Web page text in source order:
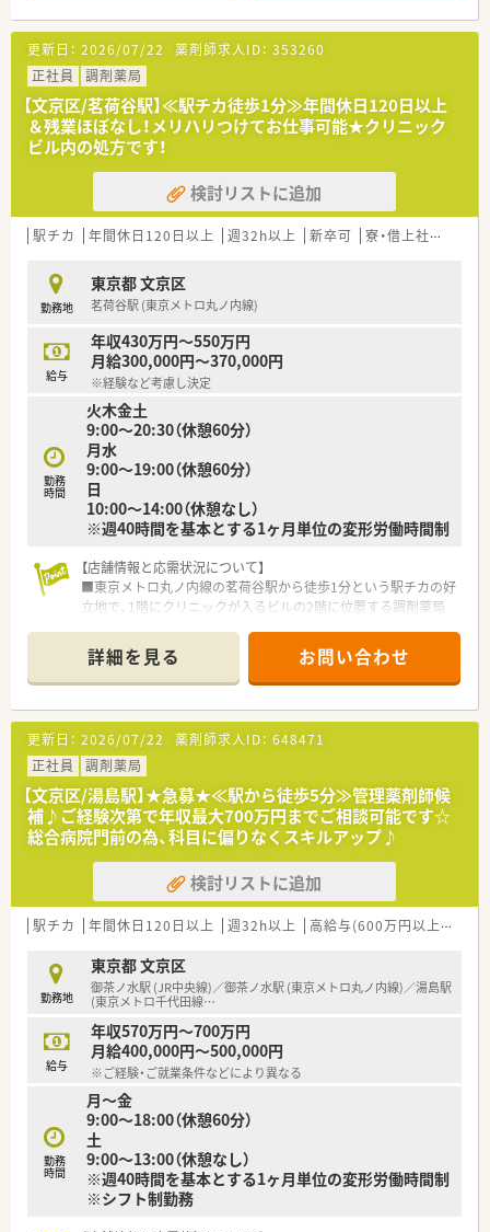
■統括する店舗は、北区・文京区・足立区・町田市の計8店舗です。
■定着率が高く、どの店舗もアットホームな職場環境で人間関係
も良好です。
■在宅業務への取り組みも積極的に実施しているため、地域医療
の最前線に深く関わりながら地域の健康を支えることができま
す。
【求人情報について】
■今回はさらなる成長のために正社員として腰を据えて長く活
躍していただける、貴重な管理職候補の薬剤師を募集していま
す。
■初期の提示年収額は650万円程度を想定しており、今後の面接
■高給与の条件だけでなく時間外手当なども明確に完備されて
おり、働いた分の成果が給与にしっかりと反映される仕組みで
す。
【こんな方が活躍中】
■大手チェーンの薬局などで管理薬剤師を務めながら、より経営
に近い裁量を持ったポジションへの挑戦を望む方がいます。
■地域に根ざした小規模な薬局ならではのスピード感を楽しみ
ながら、自らのアイデアを積極的に具現化している方がいます。
■仕事において高い成果を出しながらも、年間休日120日以上の
制度を活用してプライベートも充実させている方がいます。
更新日： 2026/07/22 薬剤師求人ID： 353260
正社員
調剤薬局
【文京区/茗荷谷駅】≪駅チカ徒歩1分≫年間休日120日以上
＆残業ほぼなし！メリハリつけてお仕事可能★クリニック
ビル内の処方です！
検討リストに追加
駅チカ 年間休日120日以上 週32h以上 新卒可 寮・借上社宅あり
勤務地
東京都 文京区
茗荷谷駅 (東京メトロ丸ノ内線)
給与
年収430万円～550万円
月給300,000円～370,000円
※経験など考慮し決定
勤務
時間
火木金土
9:00～20:30（休憩60分）
月水
9:00～19:00（休憩60分）
日
10:00～14:00（休憩なし）
※週40時間を基本とする1ヶ月単位の変形労働時間制
【店舗情報と応需状況について】
■東京メトロ丸ノ内線の茗荷谷駅から徒歩1分という駅チカの好
立地で、1階にクリニックが入るビルの2階に位置する調剤薬局
■主な応需科目は内科が3割、耳鼻科が3割、皮膚科が2割、泌尿器
科他が2割と、幅広い処方箋を1日約60枚から100枚応需します。
■薬剤師は4名体制で運営しており、急な欠員時もエリアマネー
ジャーや近隣店舗が応援に入るため非常に安心です。
【法人特徴について】
■創業30年を迎え、1都3県に100店舗以上を展開するチェーン薬
局でありながら、現場主義を貫くアットホームな社風が魅力で
す。
■全店舗の9割で在宅医療を実施しており、地域体制加算の取得
率も7割を超えるなど、地域医療への貢献度が非常に高い法人で
す。
■エリア採用制を導入しているため、自宅から60分圏内での配
属が確約されており、遠方への異動や応援は原則としてありませ
ん。
【職場環境と雰囲気】
■管理薬剤師をはじめ20代から50代まで幅広い年代の女性薬剤
師が活躍しており、明るく穏やかな雰囲気の働きやすい職場で
す。
■現場の意見が上に通りやすい社風があり、社内プロジェクトを
通じて店舗運営の改善や地域貢献に直接関わることも可能で
す。
■薬局見学でスタッフのコミュニケーションの良さを実感して
入社を決める方が多く、中途入社でも馴染みやすい温かさがあり
ます。
【こんな取り組みをしています】
■産前産後休暇や育児休暇の取得率は100％を誇り、3歳までの
詳細を見る お問い合わせ
更新日： 2026/07/22 薬剤師求人ID： 648471
正社員
調剤薬局
【文京区/湯島駅】★急募★≪駅から徒歩5分≫管理薬剤師候
補♪ご経験次第で年収最大700万円までご相談可能です☆
総合病院門前の為、科目に偏りなくスキルアップ♪
検討リストに追加
駅チカ 年間休日120日以上 週32h以上 高給与(600万円以上)
勤務地
東京都 文京区
御茶ノ水駅 (JR中央線)／御茶ノ水駅 (東京メトロ丸ノ内線)／湯島駅
(東京メトロ千代田線…
給与
年収570万円～700万円
月給400,000円～500,000円
※ご経験・ご就業条件などにより異なる
勤務
時間
月～金
9:00～18:00（休憩60分）
土
9:00～13:00（休憩なし）
※週40時間を基本とする1ヶ月単位の変形労働時間制
※シフト制勤務